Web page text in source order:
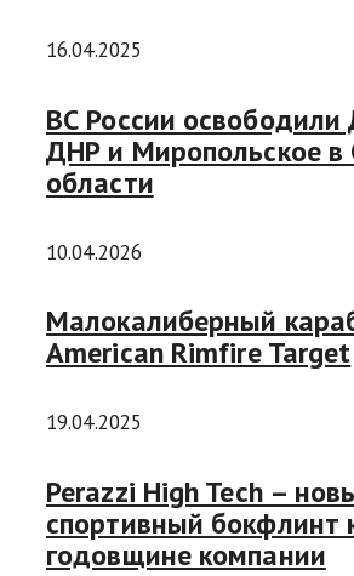
16.04.2025
ВС России освободили
ДНР и Миропольское в
области
10.04.2026
Малокалиберный
American Rimfire Target
19.04.2025
Perazzi High Tech –
спортивный бокфлинт
годовщине компании